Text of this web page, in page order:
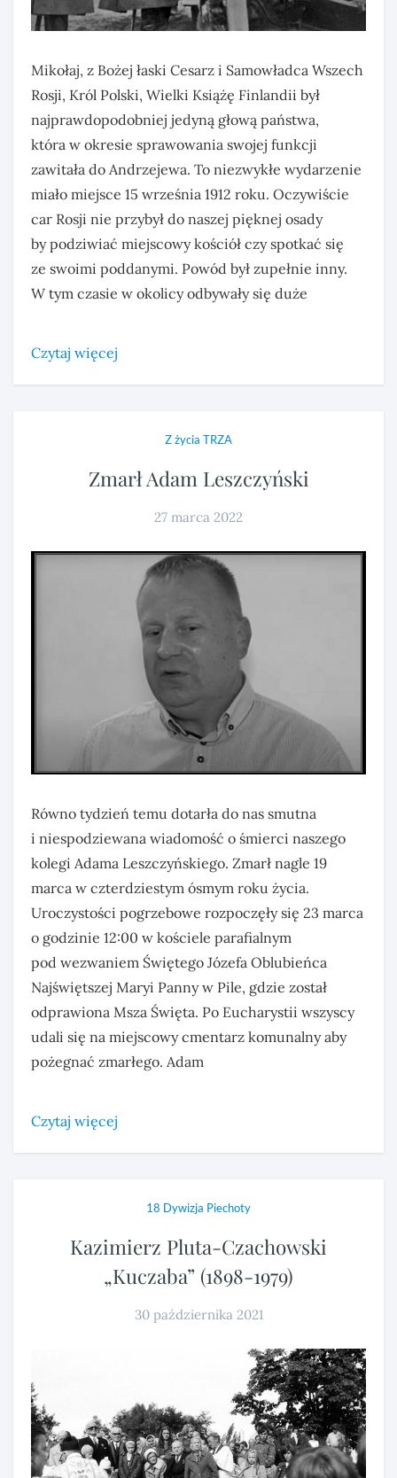
Mikołaj, z Bożej łaski Cesarz i Samowładca Wszech
Rosji, Król Polski, Wielki Książę Finlandii był
najprawdopodobniej jedyną głową państwa,
która w okresie sprawowania swojej funkcji
zawitała do Andrzejewa. To niezwykłe wydarzenie
miało miejsce 15 września 1912 roku. Oczywiście
car Rosji nie przybył do naszej pięknej osady
by podziwiać miejscowy kościół czy spotkać się
ze swoimi poddanymi. Powód był zupełnie inny.
W tym czasie w okolicy odbywały się duże
Czytaj więcej
Z życia TRZA
Zmarł Adam Leszczyński
27 marca 2022
Równo tydzień temu dotarła do nas smutna
i niespodziewana wiadomość o śmierci naszego
kolegi Adama Leszczyńskiego. Zmarł nagle 19
marca w czterdziestym ósmym roku życia.
Uroczystości pogrzebowe rozpoczęły się 23 marca
o godzinie 12:00 w kościele parafialnym
pod wezwaniem Świętego Józefa Oblubieńca
Najświętszej Maryi Panny w Pile, gdzie został
odprawiona Msza Święta. Po Eucharystii wszyscy
udali się na miejscowy cmentarz komunalny aby
pożegnać zmarłego. Adam
Czytaj więcej
18 Dywizja Piechoty
Kazimierz Pluta-Czachowski
„Kuczaba” (1898-1979)
30 października 2021